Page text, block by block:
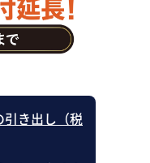
引き出し（税